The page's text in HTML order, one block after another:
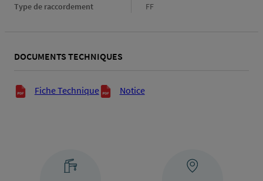
Type de raccordement
Type
FF
DOCUMENTS TECHNIQUES
Documents techniques
Fiche Technique Notice